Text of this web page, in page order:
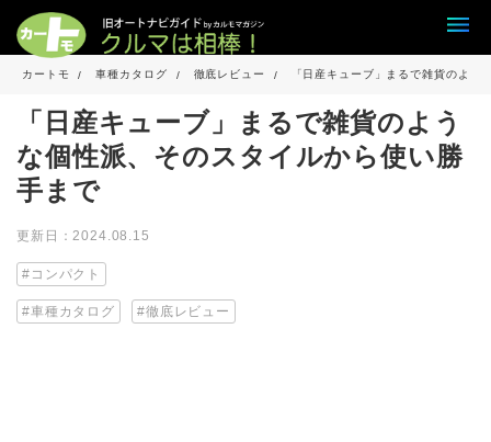
カートモ 車種カタログ 徹底レビュー 「日産キューブ」まるで雑貨のよう
「日産キューブ」まるで雑貨のよう
な個性派、そのスタイルから使い勝
手まで
更新日：2024.08.15
コンパクト
車種カタログ 徹底レビュー